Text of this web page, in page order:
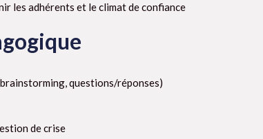
les adhérents et le climat de confiance
questions/réponses)
de crise